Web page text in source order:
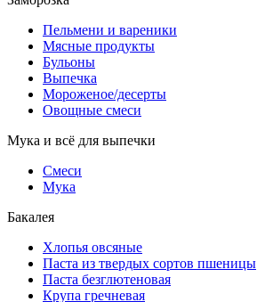
Пельмени и вареники
Мясные продукты
Бульоны
Выпечка
Мороженое/десерты
Овощные смеси
Мука и всё для выпечки
Смеси
Мука
Бакалея
Хлопья овсяные
Паста из твердых сортов пшеницы
Паста безглютеновая
Крупа гречневая